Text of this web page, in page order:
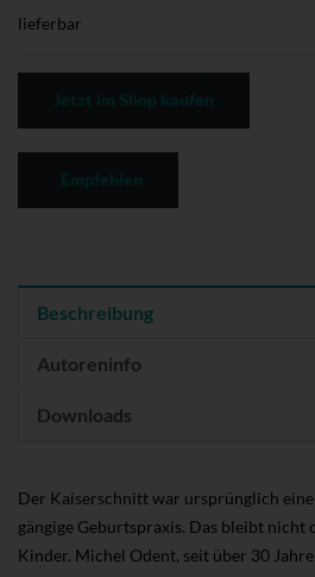
lieferbar
Beschreibung
Autoreninfo
Downloads
Der Kaiserschnitt war ursprünglich
gängige Geburtspraxis. Das bleibt
Kinder. Michel Odent, seit über 30